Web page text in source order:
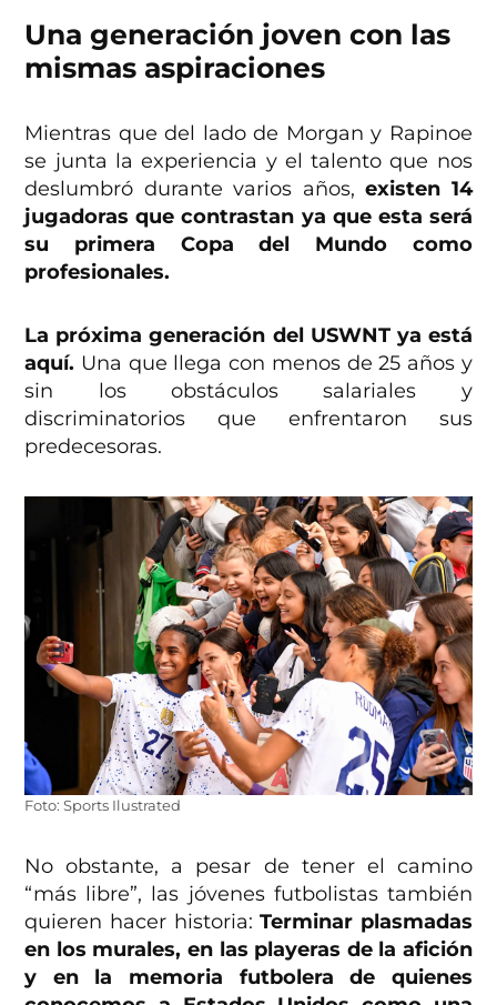
Una generación joven con las
mismas aspiraciones
Mientras que del lado de Morgan y Rapinoe
se junta la experiencia y el talento que nos
deslumbró durante varios años,existen 14
jugadoras que contrastan ya que esta será
su primera Copa del Mundo como
profesionales.
La próxima generación del USWNT ya está
aquí. Una que llega con menos de 25 años y
sin los obstáculos salariales y
discriminatorios que enfrentaron sus
predecesoras.
Foto: Sports Ilustrated
No obstante, a pesar de tener el camino
“más libre”, las jóvenes futbolistas también
quieren hacer historia:Terminar plasmadas
en los murales, en las playeras de la afición
y en la memoria futbolera de quienes